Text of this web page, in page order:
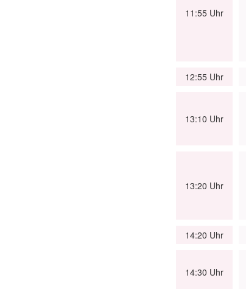
11:55 Uhr
12:55 Uhr
13:10 Uhr
13:20 Uhr
14:20 Uhr
14:30 Uhr